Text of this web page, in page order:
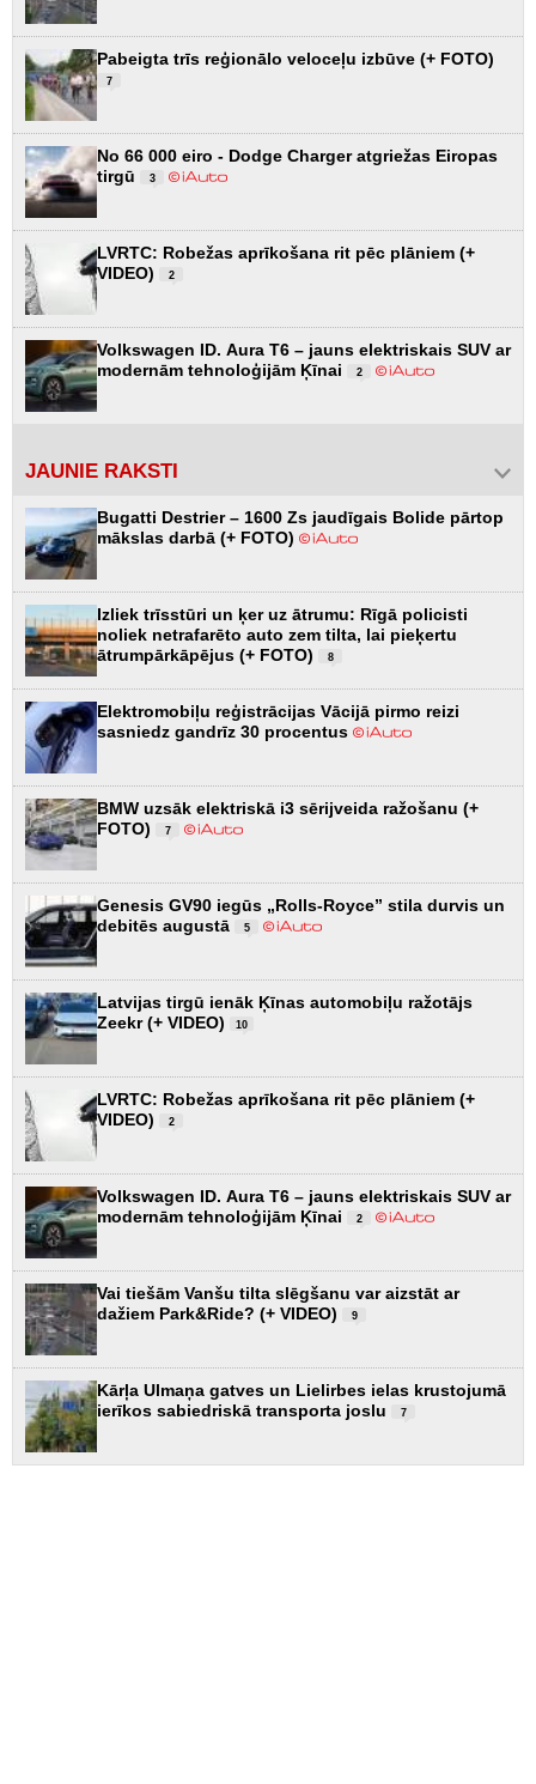
Pabeigta trīs reģionālo veloceļu izbūve (+ FOTO)
7
No 66 000 eiro - Dodge Charger atgriežas Eiropas
tirgū
3
LVRTC: Robežas aprīkošana rit pēc plāniem (+
VIDEO)
2
Volkswagen ID. Aura T6 – jauns elektriskais SUV ar
modernām tehnoloģijām Ķīnai
2
JAUNIE RAKSTI
Bugatti Destrier – 1600 Zs jaudīgais Bolide pārtop
mākslas darbā (+ FOTO)
Izliek trīsstūri un ķer uz ātrumu: Rīgā policisti
noliek netrafarēto auto zem tilta, lai pieķertu
ātrumpārkāpējus (+ FOTO)
8
Elektromobiļu reģistrācijas Vācijā pirmo reizi
sasniedz gandrīz 30 procentus
BMW uzsāk elektriskā i3 sērijveida ražošanu (+
FOTO)
7
Genesis GV90 iegūs „Rolls-Royce” stila durvis un
debitēs augustā
5
Latvijas tirgū ienāk Ķīnas automobiļu ražotājs
Zeekr (+ VIDEO)
10
LVRTC: Robežas aprīkošana rit pēc plāniem (+
VIDEO)
2
Volkswagen ID. Aura T6 – jauns elektriskais SUV ar
modernām tehnoloģijām Ķīnai
2
Vai tiešām Vanšu tilta slēgšanu var aizstāt ar
dažiem Park&Ride? (+ VIDEO)
9
Kārļa Ulmaņa gatves un Lielirbes ielas krustojumā
ierīkos sabiedriskā transporta joslu
7